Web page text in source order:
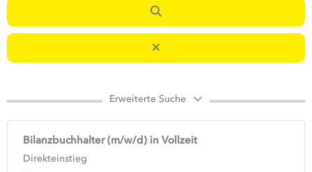
Erweiterte Suche
Bilanzbuchhalter (m/w/d) in Vollzeit
Direkteinstieg